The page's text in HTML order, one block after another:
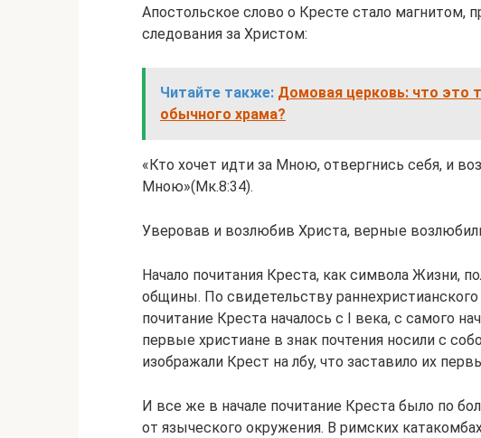
Апостольское слово о Кресте стало магнитом,
следования за Христом:
Читайте также: Домовая церковь: что это
обычного храма?
«Кто хочет идти за Мною, отвергнись себя, и
Мною»(Мк.8:34).
Уверовав и возлюбив Христа, верные
Начало почитания Креста, как символа Жизни,
общины. По свидетельству раннехристианского
почитание Креста началось с I века, с самого
первые христиане в знак почтения носили с
изображали Крест на лбу, что заставило их
И все же в начале почитание Креста было по
от языческого окружения. В римских